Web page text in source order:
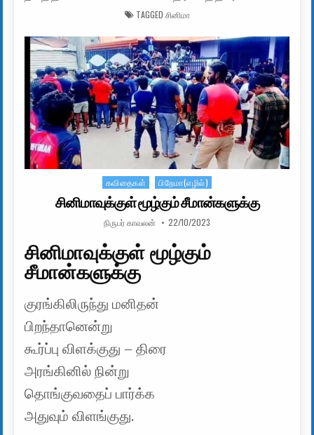
TAGGED சினிமா
Posted in
கவிதைகள் பிறேமா(எழில்)
சினிமாவுக்குள் மூழ்கும் சீமான்களுக்கு
AUTHOR:
நிருபர் காவலன் PUBLISHED DATE:
22/10/2023
சினிமாவுக்குள் மூழ்கும்
சீமான்களுக்கு
குரங்கிலிருந்து மனிதன்
பிறந்தானென்று
கூர்ப்பு விளக்குது – திரை
அரங்கினில் நின்று
தொங்குவதைப் பார்க்க
அதுவும் விளங்குது.